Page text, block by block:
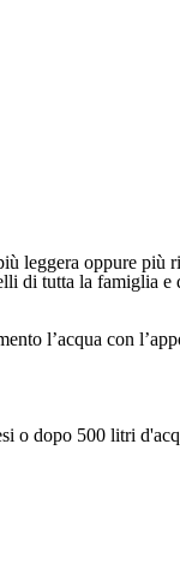
leggera oppure più
di tutta la famiglia e
l’acqua con
dopo 500 litri